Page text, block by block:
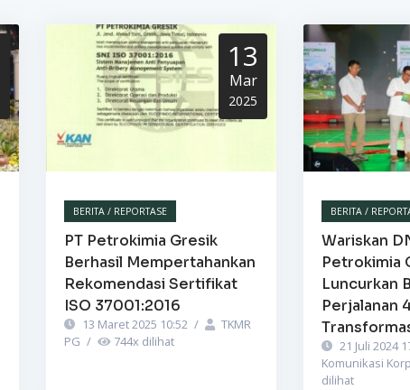
13
Mar
2025
BERITA / REPORTASE
PT Petrokimia Gresik
Berhasil Mempertahankan
Rekomendasi Sertifikat
ISO 37001:2016
13 Maret 2025 10:52 /
TKMR
PG / 744x dilihat
BERITA /
Wariskan
Petrokimia
Luncurkan
Perjalanan
21 Juli 2024
Komunikasi
dilihat